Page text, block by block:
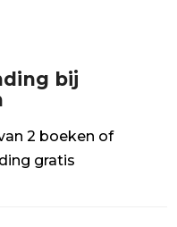
bij
2 boeken of
gratis